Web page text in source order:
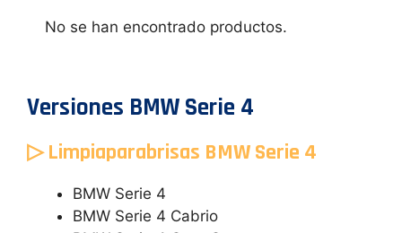
No se han encontrado productos.
Versiones BMW Serie 4
▷ Limpiaparabrisas BMW Serie 4
BMW Serie 4
BMW Serie 4 Cabrio